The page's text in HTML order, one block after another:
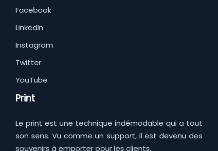
Facebook
LinkedIn
Instagram
Twitter
YouTube
Print
Le print est une technique indémodable qui a tout
son sens. Vu comme un support, il est devenu des
souvenirs à emporter pour les clients.